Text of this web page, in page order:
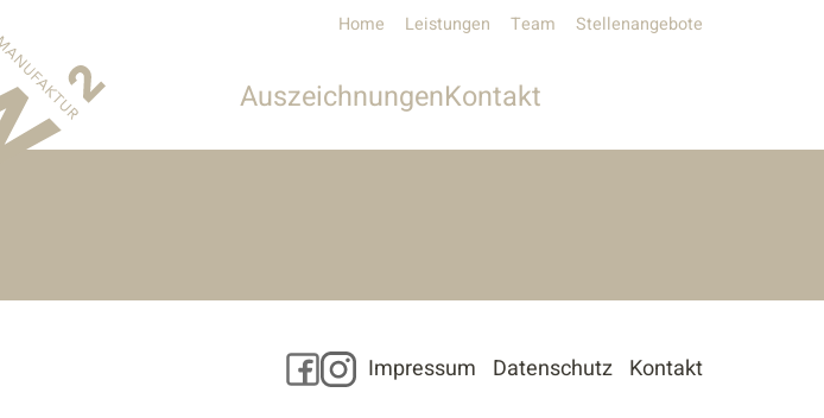
AuszeichnungenKontakt
Home Leistungen Team Stellenangebote
Facebook
InstagramImpressum Datenschutz Kontakt